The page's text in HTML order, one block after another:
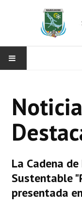
CONCEJO
Bloques Políticos
Comisiones
Comisiones Especiales
La Cadena
Sustentable
presentada